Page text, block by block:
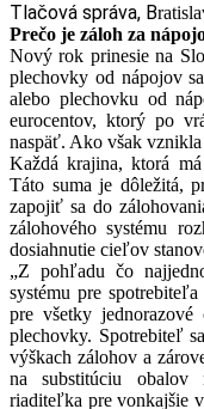
Tlačová správa, B
Prečo je záloh za
Nový rok prinesie na
plechovky od nápojov
alebo plechovku od
eurocentov, ktorý po
naspäť. Ako však
Každá krajina, ktorá
Táto suma je dôležitá,
zapojiť sa do
zálohového systému
dosiahnutie cieľov
„Z pohľadu čo
systému pre
pre všetky
plechovky. Spotrebiteľ
výškach zálohov a
na substitúciu obalov
riaditeľka pre vonkajšie